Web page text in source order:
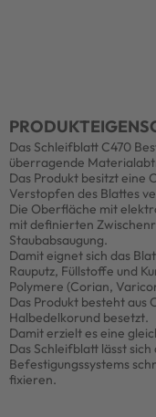
Das Schleifblatt C470
überragende
Das Produkt besitzt eine
Verstopfen des Blattes
Die Oberfläche mit
mit definierten
Staubabsaugung.
Damit eignet sich das
Rauputz, Füllstoffe und
Polymere (Corian,
Das Produkt besteht aus
Halbedelkorund besetzt.
Damit erzielt es eine
Das Schleifblatt lässt
Befestigungssystems
fixieren.